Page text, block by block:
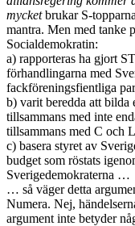
mycketbrukar S-
mantra. Men med tanke
Socialdemokratin:
a) rapporteras ha gjort
förhandlingarna med
fackföreningsfientliga
b) varit beredda att bilda
tillsammans med inte
tillsammans med C och
c) basera styret av
budget som röstats
Sverigedemokraterna …
… så väger detta
Numera. Nej,
argument inte betyder